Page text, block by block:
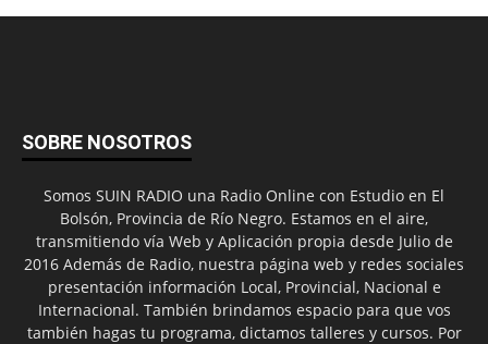
SOBRE NOSOTROS
Somos SUIN RADIO una Radio Online con Estudio en El
Bolsón, Provincia de Río Negro. Estamos en el aire,
transmitiendo vía Web y Aplicación propia desde Julio de
2016 Además de Radio, nuestra página web y redes sociales
presentación información Local, Provincial, Nacional e
Internacional. También brindamos espacio para que vos
también hagas tu programa, dictamos talleres y cursos. Por